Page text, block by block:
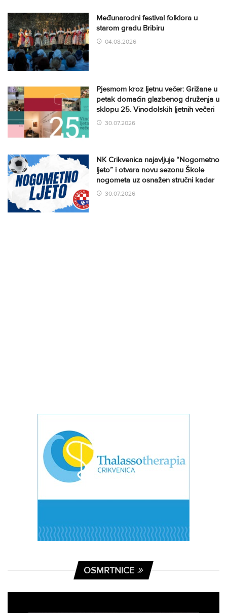
Međunarodni festival folklora u
starom gradu Bribiru
04.08.2026
Pjesmom kroz ljetnu večer: Grižane u
petak domaćin glazbenog druženja u
sklopu 25. Vinodolskih ljetnih večeri
30.07.2026
NK Crikvenica najavljuje “Nogometno
ljeto” i otvara novu sezonu Škole
nogometa uz osnažen stručni kadar
30.07.2026
OSMRTNICE